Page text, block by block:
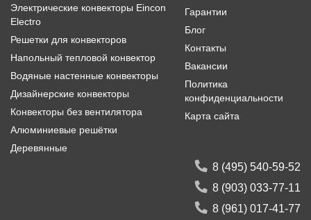
Электрические конвекторы Eincon
Electro
Решетки для конвекторов
Напольный тепловой конвектор
Водяные настенные конвекторы
Дизайнерские конвекторы
Конвекторы без вентилятора
Алюминиевые решётки
Деревянные
Гарантии
Блог
Контакты
Вакансии
Политика
конфиденциальности
Карта сайта
8 (495) 540-59-52
8 (903) 033-77-11
8 (961) 017-41-77